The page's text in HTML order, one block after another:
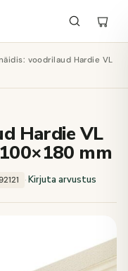
voodrilaud Hardie VL
Hardie VL
mm
·Kirjuta arvustus